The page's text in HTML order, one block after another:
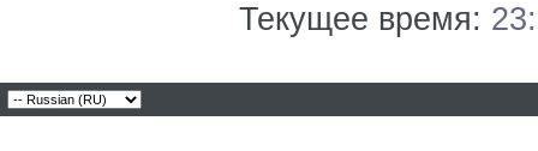
Текущее время: